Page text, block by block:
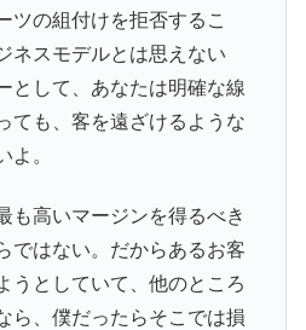
ツの組付けを拒否するこ
ネスモデルとは思えない
として、あなたは明確な線
ても、客を遠ざけるような
よ。
も高いマージンを得るべき
ではない。だからあるお客
うとしていて、他のところ
ら、僕だったらそこでは損